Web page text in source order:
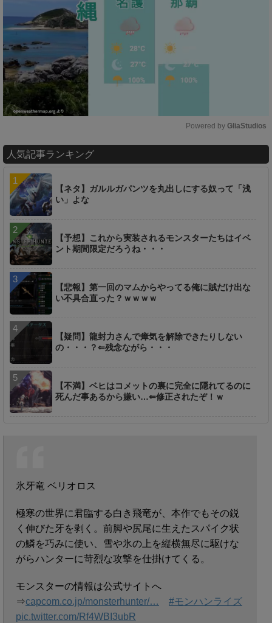
u
e
Powered by GliaStudios
人気記事ランキング
【ネタ】ガルルガパンツを丸出しにする奴って「浅
い」よな
【予想】これから実装されるモンスターたちはイベ
ント期間限定だろうね・・・
【悲報】第一回のマムからやってる俺に賊だけ出な
い不具合直った？ｗｗｗｗ
【疑問】龍封力さんで瘴気を解除できたりしない
の・・・？⇐残念ながら・・・
【不満】ベヒはコメットの裏に完全に隠れてるのに
死んだ事あるから嫌い…⇐修正されたぞ！ｗ
氷牙竜 ベリオロス
極寒の世界に君臨する白き飛竜が、本作でもその鋭
く伸びた牙を剥く。前脚や尻尾に生えたスパイク状
の鱗を巧みに使い、雪や氷の上を縦横無尽に駆けな
がらハンターに苛烈な攻撃を仕掛けてくる。
モンスターの情報は公式サイトへ
⇒capcom.co.jp/monsterhunter/…
#モンハンライズ
pic.twitter.com/Rf4WBI3ubR